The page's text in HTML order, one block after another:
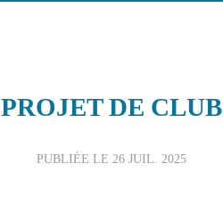
PROJET DE CLUB
PUBLIÉE LE 26 JUIL. 2025